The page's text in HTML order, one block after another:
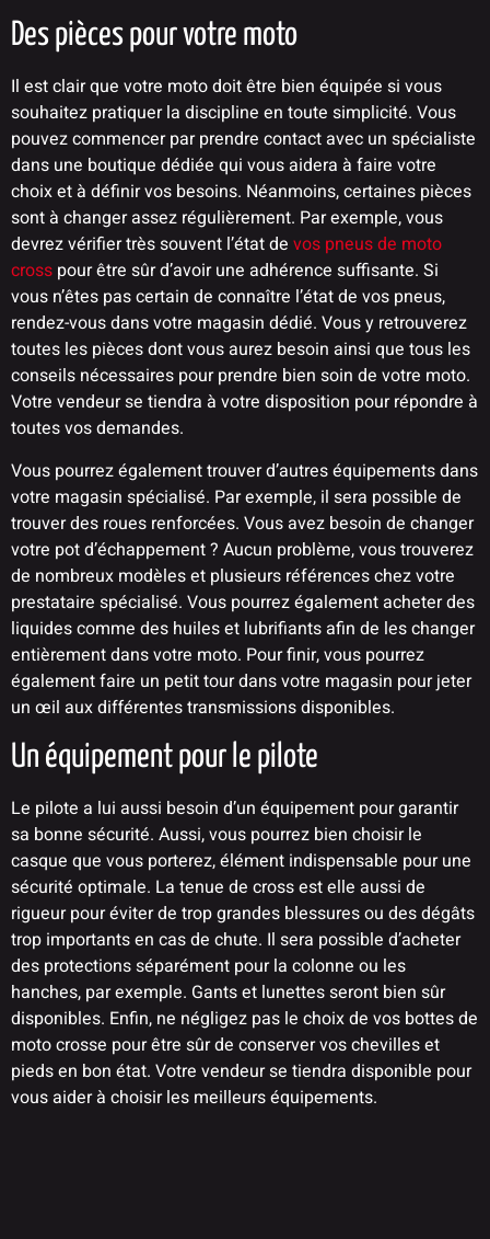
Des pièces pour votre moto
Il est clair que votre moto doit être bien équipée si vous
souhaitez pratiquer la discipline en toute simplicité. Vous
pouvez commencer par prendre contact avec un spécialiste
dans une boutique dédiée qui vous aidera à faire votre
choix et à définir vos besoins. Néanmoins, certaines pièces
sont à changer assez régulièrement. Par exemple, vous
devrez vérifier très souvent l’état de vos pneus de moto
cross pour être sûr d’avoir une adhérence suffisante. Si
vous n’êtes pas certain de connaître l’état de vos pneus,
rendez-vous dans votre magasin dédié. Vous y retrouverez
toutes les pièces dont vous aurez besoin ainsi que tous les
conseils nécessaires pour prendre bien soin de votre moto.
Votre vendeur se tiendra à votre disposition pour répondre à
toutes vos demandes.
Vous pourrez également trouver d’autres équipements dans
votre magasin spécialisé. Par exemple, il sera possible de
trouver des roues renforcées. Vous avez besoin de changer
votre pot d’échappement ? Aucun problème, vous trouverez
de nombreux modèles et plusieurs références chez votre
prestataire spécialisé. Vous pourrez également acheter des
liquides comme des huiles et lubrifiants afin de les changer
entièrement dans votre moto. Pour finir, vous pourrez
également faire un petit tour dans votre magasin pour jeter
un œil aux différentes transmissions disponibles.
Un équipement pour le pilote
Le pilote a lui aussi besoin d’un équipement pour garantir
sa bonne sécurité. Aussi, vous pourrez bien choisir le
casque que vous porterez, élément indispensable pour une
sécurité optimale. La tenue de cross est elle aussi de
rigueur pour éviter de trop grandes blessures ou des dégâts
trop importants en cas de chute. Il sera possible d’acheter
des protections séparément pour la colonne ou les
hanches, par exemple. Gants et lunettes seront bien sûr
disponibles. Enfin, ne négligez pas le choix de vos bottes de
moto crosse pour être sûr de conserver vos chevilles et
pieds en bon état. Votre vendeur se tiendra disponible pour
vous aider à choisir les meilleurs équipements.